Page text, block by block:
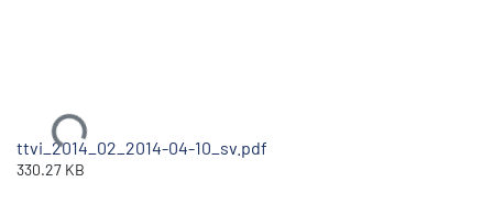
Ladataan...
ttvi_2014_02_2014-04-10_sv.pdf
330.27 KB